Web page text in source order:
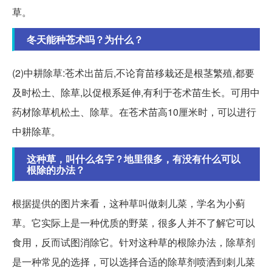
草。
冬天能种苍术吗？为什么？
(2)中耕除草:苍术出苗后,不论育苗移栽还是根茎繁殖,都要
及时松土、除草,以促根系延伸,有利于苍术苗生长。可用中
药材除草机松土、除草。在苍术苗高10厘米时，可以进行
中耕除草。
这种草，叫什么名字？地里很多，有没有什么可以
根除的办法？
根据提供的图片来看，这种草叫做刺儿菜，学名为小蓟
草。它实际上是一种优质的野菜，很多人并不了解它可以
食用，反而试图消除它。针对这种草的根除办法，除草剂
是一种常见的选择，可以选择合适的除草剂喷洒到刺儿菜